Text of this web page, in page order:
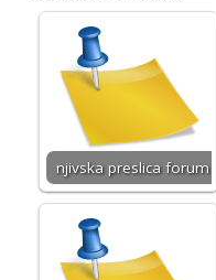
njivska preslica forum